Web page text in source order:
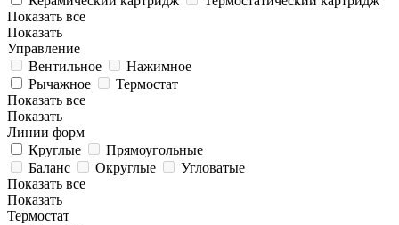
Показать все
Показать
Управление
Вентильное
Нажимное
Рычажное
Термостат
Показать все
Показать
Линии форм
Круглые
Прямоугольные
Баланс
Округлые
Угловатые
Показать все
Показать
Термостат